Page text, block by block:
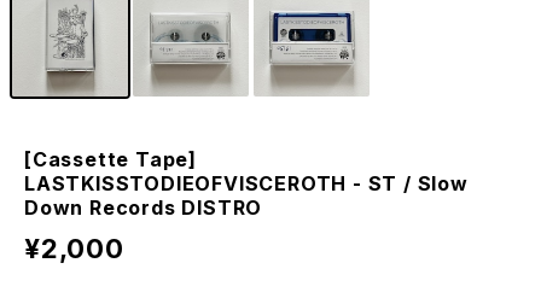
[Cassette Tape]
LASTKISSTODIEOFVISCEROTH - ST / Slow
Down Records DISTRO
¥2,000